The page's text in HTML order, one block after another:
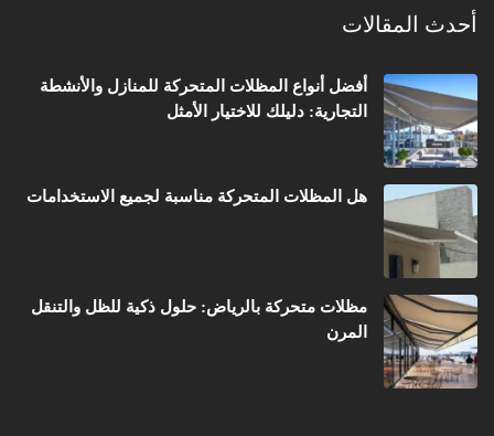
أحدث المقالات
أفضل أنواع المظلات المتحركة للمنازل والأنشطة
التجارية: دليلك للاختيار الأمثل
هل المظلات المتحركة مناسبة لجميع الاستخدامات
مظلات متحركة بالرياض: حلول ذكية للظل والتنقل
المرن